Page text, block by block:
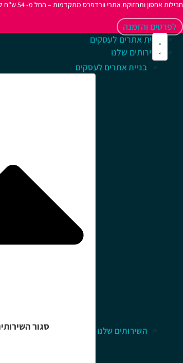
חבילות אחסון ותחזוקת אתרי וורדפרס מתקדמות – החל מ- 54 ש"ח לחודש כולל מע"מ
לפרטים והזמנה
בניית אתרים לעסקים
השירותים שלנו סגור
בניית אתרים לעסקים
השירותים שלנו